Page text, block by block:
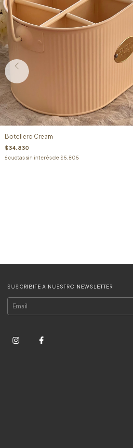
Botellero Cream
$34.830
6cuotas sin interés de $5.805
SUSCRIBITE A NUESTRO NEWSLETTER